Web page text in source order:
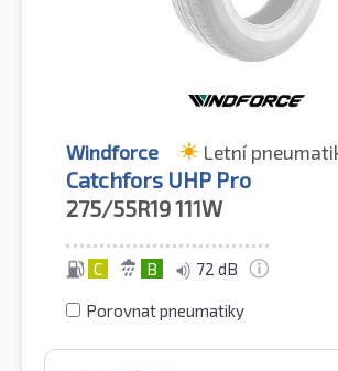
Windforce Letní
Catchfors UHP Pro
275/55R19111W
C B 72 dB
Porovnat pneumatiky